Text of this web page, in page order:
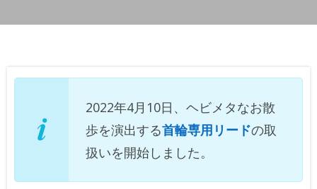
2022年4月10日、ヘビメタなお散
歩を演出する首輪専用リードの取
扱いを開始しました。